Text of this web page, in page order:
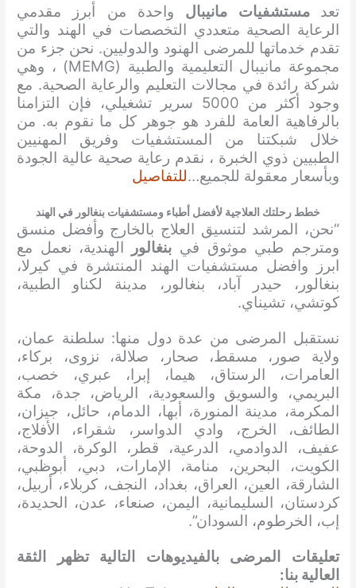
تعد مستشفيات مانيبال واحدة من أبرز مقدمي
الرعاية الصحية متعددي التخصصات في الهند والتي
تقدم خدماتها للمرضى الهنود والدوليين. نحن جزء من
مجموعة مانيبال التعليمية والطبية (MEMG) ، وهي
شركة رائدة في مجالات التعليم والرعاية الصحية. مع
وجود أكثر من 5000 سرير تشغيلي، فإن التزامنا
بالرفاهية العامة للفرد هو جوهر كل ما نقوم به. من
خلال شبكتنا من المستشفيات وفريق المهنيين
الطبيين ذوي الخبرة ، نقدم رعاية صحية عالية الجودة
وبأسعار معقولة للجميع…للتفاصيل
خطط رحلتك العلاجية لأفضل أطباء ومستشفيات بنغالور في الهند
“نحن، المرشد لتنسيق العلاج بالخارج وأفضل منسق
ومترجم طبي موثوق في بنغالور الهندية، نعمل مع
ابرز وافضل مستشفيات الهند المنتشرة في كيرلا،
بنغالور، حيدر آباد، بنغالور، مدينة لكناو الطبية،
كوتشي، تشيناي.
نستقبل المرضى من عدة دول منها: سلطنة عمان،
ولاية صور، مسقط، صحار، صلالة، نزوى، بركاء،
العامرات، الرستاق، هيما، إبرا، عبري، خصب،
البريمي، والسويق والسعودية، الرياض، جدة، مكة
المكرمة، مدينة المنورة، أبها، الدمام، حائل، جيزان،
الطائف، الخرج، وادي الدواسر، شقراء، الأفلاج،
عفيف، الدوادمي، الدرعية، قطر، الوكرة، الدوحة،
الكويت، البحرين، منامة، الإمارات، دبي، أبوظبي،
الشارقة، العين، العراق، بغداد، النجف، كربلاء، أربيل،
كردستان، السليمانية، اليمن، صنعاء، عدن، الحديدة،
إب، الخرطوم، السودان”.
تعليقات المرضى بالفيديوهات التالية تظهر الثقة
العالية بنا: